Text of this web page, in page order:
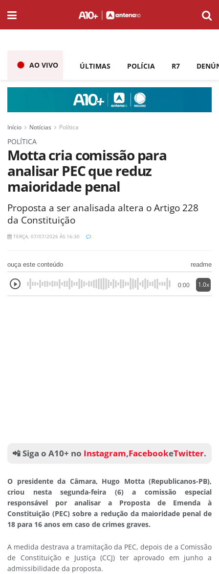
AO VIVO ÚLTIMAS POLÍCIA R7
Início Notícias Política
POLÍTICA
Motta cria comissão para
analisar PEC que reduz
maioridade penal
Proposta a ser analisada altera o Artigo 228
da Constituição
TERÇA, 07/07/2026 ÀS 16:30
ouça este conteúdo readme
0:00 1.0x
📲 Siga o A10+ no Instagram,FacebookeTwitter.
O presidente da Câmara, Hugo Motta (Republicanos-PB),
criou nesta segunda-feira (6) a comissão especial
responsável por analisar a Proposta de Emenda à
Constituição (PEC) sobre a redução da maioridade penal de
18 para 16 anos em caso de crimes graves.
A medida destrava a tramitação da PEC, depois de a Comissão
de Constituição e Justiça (CCJ) ter aprovado em junho a
admissibilidade da proposta.